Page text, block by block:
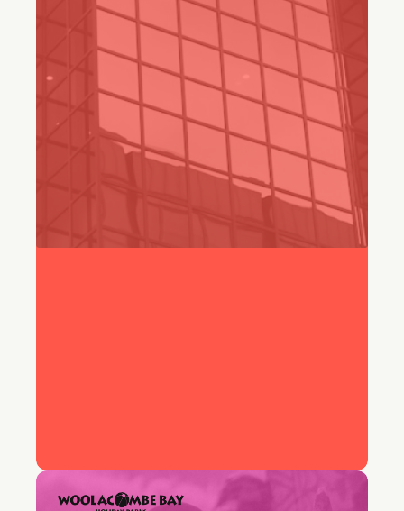
que nos permitiera brindar
atención al cliente de primer
nivel a gran escala."
Frank Servidio
Vicepresidente de Servicios de Soporte Técnico,
Ryan Specialty